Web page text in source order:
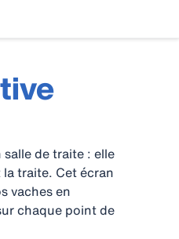
de traite : elle
la traite. Cet écran
vaches en
chaque point de